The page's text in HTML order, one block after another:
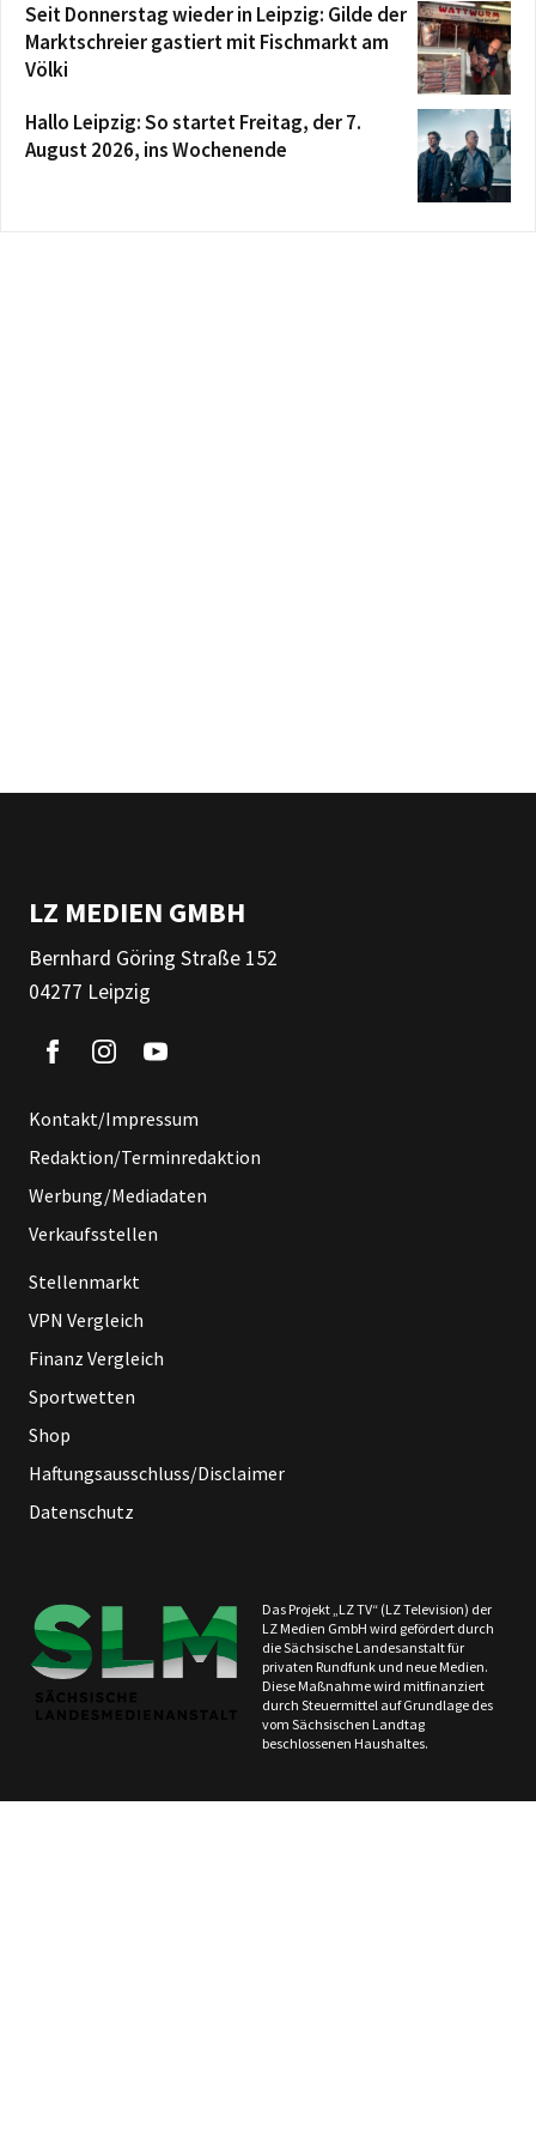
Seit Donnerstag wieder in Leipzig: Gilde der
Marktschreier gastiert mit Fischmarkt am
Völki
Hallo Leipzig: So startet Freitag, der 7.
August 2026, ins Wochenende
LZ MEDIEN GMBH
Bernhard Göring Straße 152
04277 Leipzig
Kontakt/Impressum
Redaktion/Terminredaktion
Werbung/Mediadaten
Verkaufsstellen
Stellenmarkt
VPN Vergleich
Finanz Vergleich
Sportwetten
Shop
Haftungsausschluss/Disclaimer
Datenschutz
Das Projekt „LZ TV“ (LZ Television) der
LZ Medien GmbH wird gefördert durch
die Sächsische Landesanstalt für
privaten Rundfunk und neue Medien.
Diese Maßnahme wird mitfinanziert
durch Steuermittel auf Grundlage des
vom Sächsischen Landtag
beschlossenen Haushaltes.